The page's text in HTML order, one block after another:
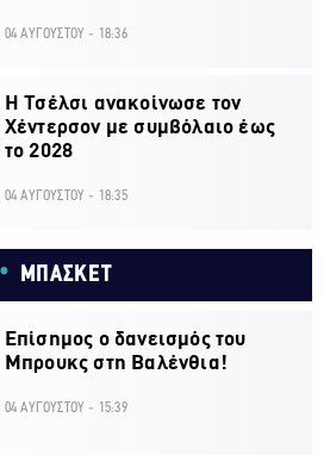
04 ΑΥΓΟΥΣΤΟΥ - 18:36
H Τσέλσι ανακοίνωσε τον
Χέντερσον με συμβόλαιο έως
το 2028
04 ΑΥΓΟΥΣΤΟΥ - 18:35
ΜΠΑΣΚΕΤ
Επίσημος ο δανεισμός του
Μπρουκς στη Βαλένθια!
04 ΑΥΓΟΥΣΤΟΥ - 15:39